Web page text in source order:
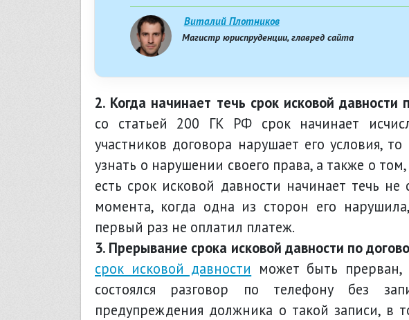
Виталий Плотников
Магистр юриспруденции, главред сайта
2. Когда начинает течь срок исковой давности
со статьей 200 ГК РФ срок начинает
участников договора нарушает его условия,
узнать о нарушении своего права, а также о
есть срок исковой давности начинает течь
момента, когда одна из сторон его
первый раз не оплатил платеж.
3. Прерывание срока исковой давности по
срок исковой давности может быть
состоялся разговор по телефону без
предупреждения должника о такой записи, в